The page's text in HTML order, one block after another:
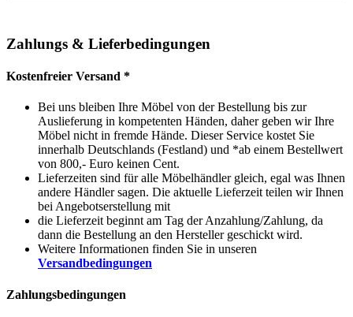
Zahlungs & Lieferbedingungen
Kostenfreier Versand *
Bei uns bleiben Ihre Möbel von der Bestellung bis zur
Auslieferung in kompetenten Händen, daher geben wir Ihre
Möbel nicht in fremde Hände. Dieser Service kostet Sie
innerhalb Deutschlands (Festland) und *ab einem Bestellwert
von 800,- Euro keinen Cent.
Lieferzeiten sind für alle Möbelhändler gleich, egal was Ihnen
andere Händler sagen. Die aktuelle Lieferzeit teilen wir Ihnen
bei Angebotserstellung mit
die Lieferzeit beginnt am Tag der Anzahlung/Zahlung, da
dann die Bestellung an den Hersteller geschickt wird.
Weitere Informationen finden Sie in unseren
Versandbedingungen
Zahlungsbedingungen